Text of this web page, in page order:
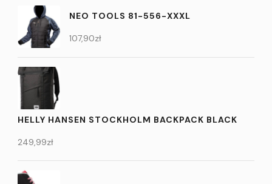
NEO TOOLS 81-556-XXXL
107,90zł
HELLY HANSEN STOCKHOLM BACKPACK BLACK
249,99zł